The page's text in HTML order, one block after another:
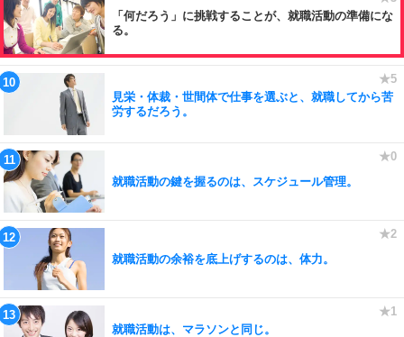
「何だろう」に挑戦することが、就職活動の準備にな
る。
見栄・体裁・世間体で仕事を選ぶと、就職してから苦
労するだろう。
就職活動の鍵を握るのは、スケジュール管理。
就職活動の余裕を底上げするのは、体力。
就職活動は、マラソンと同じ。